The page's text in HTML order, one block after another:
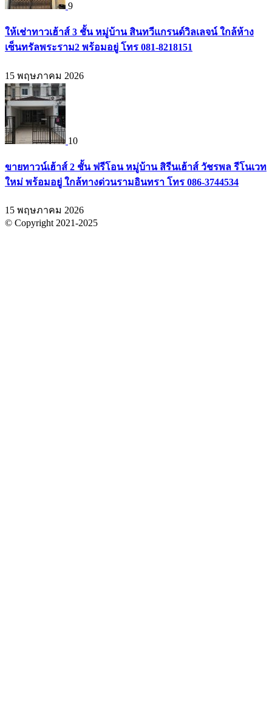
9
ให้เช่าทาวเฮ้าส์ 3 ชั้น หมู่บ้าน สินทวีแกรนด์วิลเลจน์ ใกล้ห้าง
เซ็นทรัลพระราม2 พร้อมอยู่ โทร 081-8218151
15 พฤษภาคม 2026
10
ขายทาวน์เฮ้าส์ 2 ชั้น ฟรีโอน หมู่บ้าน สิรีนเฮ้าส์ วัชรพล รีโนเวท
ใหม่ พร้อมอยู่ ใกล้ทางด่วนรามอินทรา โทร 086-3744534
15 พฤษภาคม 2026
© Copyright 2021-2025